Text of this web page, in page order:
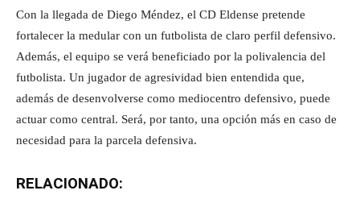
Con la llegada de Diego Méndez, el CD Eldense pretende
fortalecer la medular con un futbolista de claro perfil defensivo.
Además, el equipo se verá beneficiado por la polivalencia del
futbolista. Un jugador de agresividad bien entendida que,
además de desenvolverse como mediocentro defensivo, puede
actuar como central. Será, por tanto, una opción más en caso de
necesidad para la parcela defensiva.
RELACIONADO: